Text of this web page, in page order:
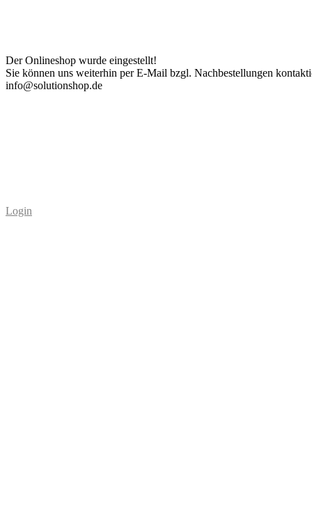
Der Onlineshop wurde eingestellt!
Sie können uns weiterhin per E-Mail bzgl. Nachbestellungen
info@solutionshop.de
Login